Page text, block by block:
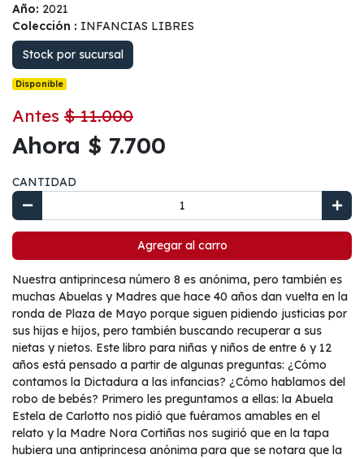
Año: 2021
Colección : INFANCIAS LIBRES
Stock por sucursal
Disponible
Antes $ 11.000
Ahora $ 7.700
CANTIDAD
Agregar al carro
Nuestra antiprincesa número 8 es anónima, pero también es
muchas Abuelas y Madres que hace 40 años dan vuelta en la
ronda de Plaza de Mayo porque siguen pidiendo justicias por
sus hijas e hijos, pero también buscando recuperar a sus
nietas y nietos. Este libro para niñas y niños de entre 6 y 12
años está pensado a partir de algunas preguntas: ¿Cómo
contamos la Dictadura a las infancias? ¿Cómo hablamos del
robo de bebés? Primero les preguntamos a ellas: la Abuela
Estela de Carlotto nos pidió que fuéramos amables en el
relato y la Madre Nora Cortiñas nos sugirió que en la tapa
hubiera una antiprincesa anónima para que se notara que la